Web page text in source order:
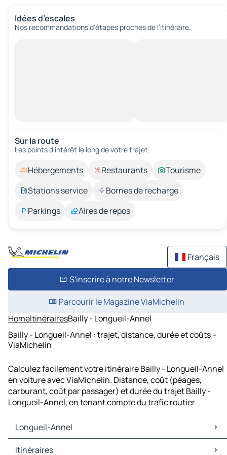
Idées d’escales
Nos recommandations d'étapes proches de l’itinéraire.
Sur la route
Les points d’intérêt le long de votre trajet.
Hébergements Restaurants
Tourisme
Stations service
Bornes de recharge
Parkings
Aires de repos
Français
S'inscrire à notre Newsletter
Parcourir le Magazine ViaMichelin
HomeItinérairesBailly - Longueil-Annel
Bailly - Longueil-Annel : trajet, distance, durée et coûts –
ViaMichelin
Calculez facilement votre itinéraire Bailly - Longueil-Annel
en voiture avec ViaMichelin. Distance, coût (péages,
carburant, coût par passager) et durée du trajet Bailly -
Longueil-Annel, en tenant compte du trafic routier
Longueil-Annel
Longueil-Annel Cartes et plans
Itinéraires